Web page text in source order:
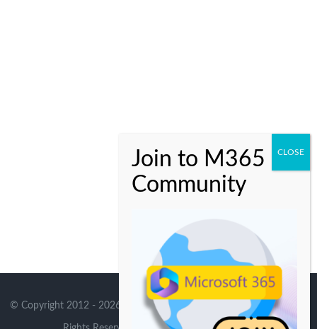
© Copyright 2012 - 2026 | Avada Theme by Theme Fusion| All